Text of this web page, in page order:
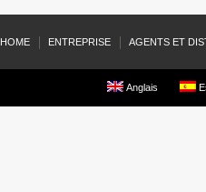
HOME ENTREPRISE AGENTS ET
Anglais